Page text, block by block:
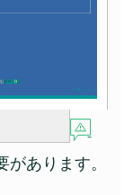
あります。